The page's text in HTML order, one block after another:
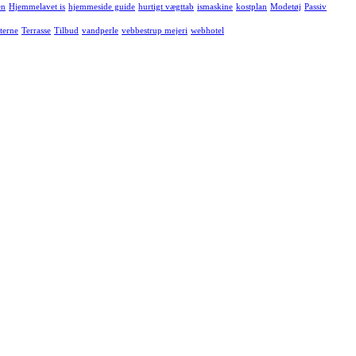
Hjemmelavet is hjemmeside guide hurtigt vægttab ismaskine kostplan Modetøj Passiv
Terrasse Tilbud vandperle vebbestrup mejeri webhotel